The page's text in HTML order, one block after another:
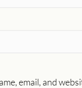
email, and